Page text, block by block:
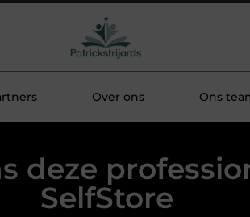
Over ons Ons
deze
SelfStore